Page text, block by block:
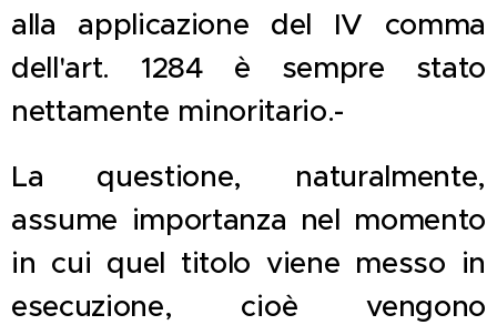
alla applicazione del IV comma
dell'art. 1284 è sempre stato
nettamente minoritario.-
La questione, naturalmente,
assume importanza nel momento
in cui quel titolo viene messo in
esecuzione, cioè vengono